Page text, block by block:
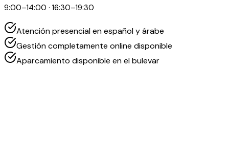
9:00–14:00 · 16:30–19:30
Atención presencial en español y árabe
Gestión completamente online disponible
Aparcamiento disponible en el bulevar